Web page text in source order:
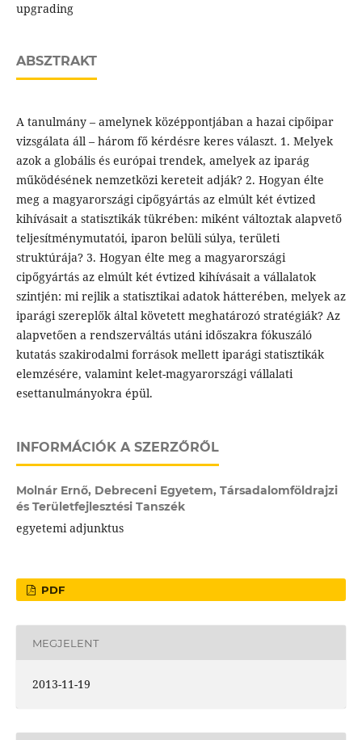
upgrading
ABSZTRAKT
A tanulmány – amelynek középpontjában a hazai cipőipar
vizsgálata áll – három fő kérdésre keres választ. 1. Melyek
azok a globális és európai trendek, amelyek az iparág
működésének nemzetközi kereteit adják? 2. Hogyan élte
meg a magyarországi cipőgyártás az elmúlt két évtized
kihívásait a statisztikák tükrében: miként változtak alapvető
teljesítménymutatói, iparon belüli súlya, területi
struktúrája? 3. Hogyan élte meg a magyarországi
cipőgyártás az elmúlt két évtized kihívásait a vállalatok
szintjén: mi rejlik a statisztikai adatok hátterében, melyek az
iparági szereplők által követett meghatározó stratégiák? Az
alapvetően a rendszerváltás utáni időszakra fókuszáló
kutatás szakirodalmi források mellett iparági statisztikák
elemzésére, valamint kelet-magyarországi vállalati
esettanulmányokra épül.
INFORMÁCIÓK A SZERZŐRŐL
Molnár Ernő, Debreceni Egyetem, Társadalomföldrajzi
és Területfejlesztési Tanszék
egyetemi adjunktus
PDF
MEGJELENT
2013-11-19